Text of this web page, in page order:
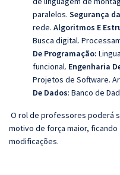
paralelos. Segurança
rede. Algoritmos E
Busca digital.
De Programação:
funcional. Engenharia
Projetos de Software.
De Dados: Banco de
O rol de professores poderá
motivo de força maior, ficando
modificações.